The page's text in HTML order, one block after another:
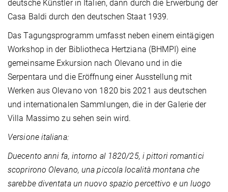
deutsche Künstler in Italien, dann durch die Erwerbung der
Casa Baldi durch den deutschen Staat 1939.
Das Tagungsprogramm umfasst neben einem eintägigen
Workshop in der Bibliotheca Hertziana (BHMPI) eine
gemeinsame Exkursion nach Olevano und in die
Serpentara und die Eröffnung einer Ausstellung mit
Werken aus Olevano von 1820 bis 2021 aus deutschen
und internationalen Sammlungen, die in der Galerie der
Villa Massimo zu sehen sein wird.
Versione italiana:
Duecento anni fa, intorno al 1820/25, i pittori romantici
scoprirono Olevano, una piccola località montana che
sarebbe diventata un nuovo spazio percettivo e un luogo